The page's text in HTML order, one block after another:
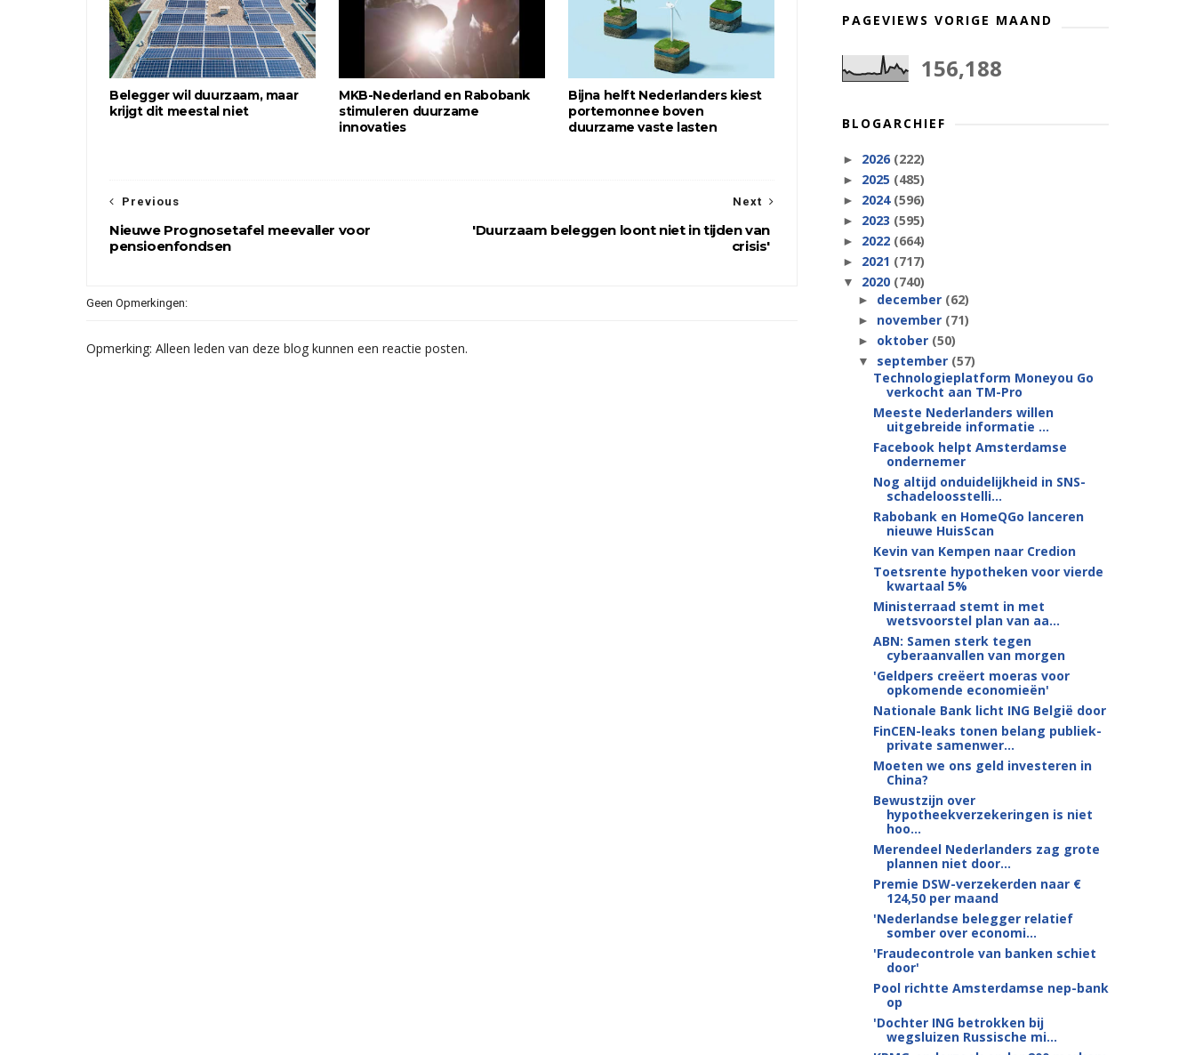
Belegger wil duurzaam, maar
krijgt dit meestal niet
MKB-Nederland en Rabobank
stimuleren duurzame
innovaties
Bijna helft Nederlanders kiest
portemonnee boven
duurzame vaste lasten
Next
'Duurzaam beleggen loont niet in tijden van
crisis'
Previous
Nieuwe Prognosetafel meevaller voor
pensioenfondsen
Geen Opmerkingen:
Opmerking: Alleen leden van deze blog kunnen een reactie posten.
PAGEVIEWS VORIGE MAAND
156,188
BLOGARCHIEF
► 2026 (222)
► 2025 (485)
► 2024 (596)
► 2023 (595)
► 2022 (664)
► 2021 (717)
▼ 2020 (740)
► december (62)
► november (71)
► oktober (50)
▼ september (57)
Technologieplatform Moneyou Go
verkocht aan TM-Pro
Meeste Nederlanders willen
uitgebreide informatie ...
Facebook helpt Amsterdamse
ondernemer
Nog altijd onduidelijkheid in SNS-
schadeloosstelli...
Rabobank en HomeQGo lanceren
nieuwe HuisScan
Kevin van Kempen naar Credion
Toetsrente hypotheken voor vierde
kwartaal 5%
Ministerraad stemt in met
wetsvoorstel plan van aa...
ABN: Samen sterk tegen
cyberaanvallen van morgen
'Geldpers creëert moeras voor
opkomende economieën'
Nationale Bank licht ING België door
FinCEN-leaks tonen belang publiek-
private samenwer...
Moeten we ons geld investeren in
China?
Bewustzijn over
hypotheekverzekeringen is niet
hoo...
Merendeel Nederlanders zag grote
plannen niet door...
Premie DSW-verzekerden naar €
124,50 per maand
'Nederlandse belegger relatief
somber over economi...
'Fraudecontrole van banken schiet
door'
Pool richtte Amsterdamse nep-bank
op
'Dochter ING betrokken bij
wegsluizen Russische mi...